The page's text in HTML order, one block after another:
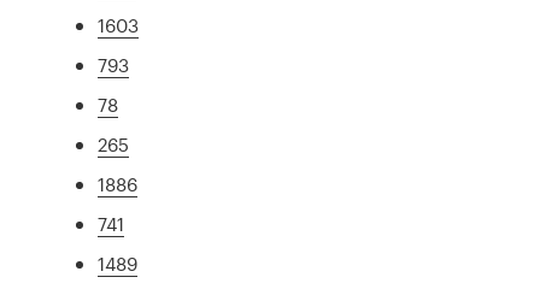
1603
793
78
265
1886
741
1489